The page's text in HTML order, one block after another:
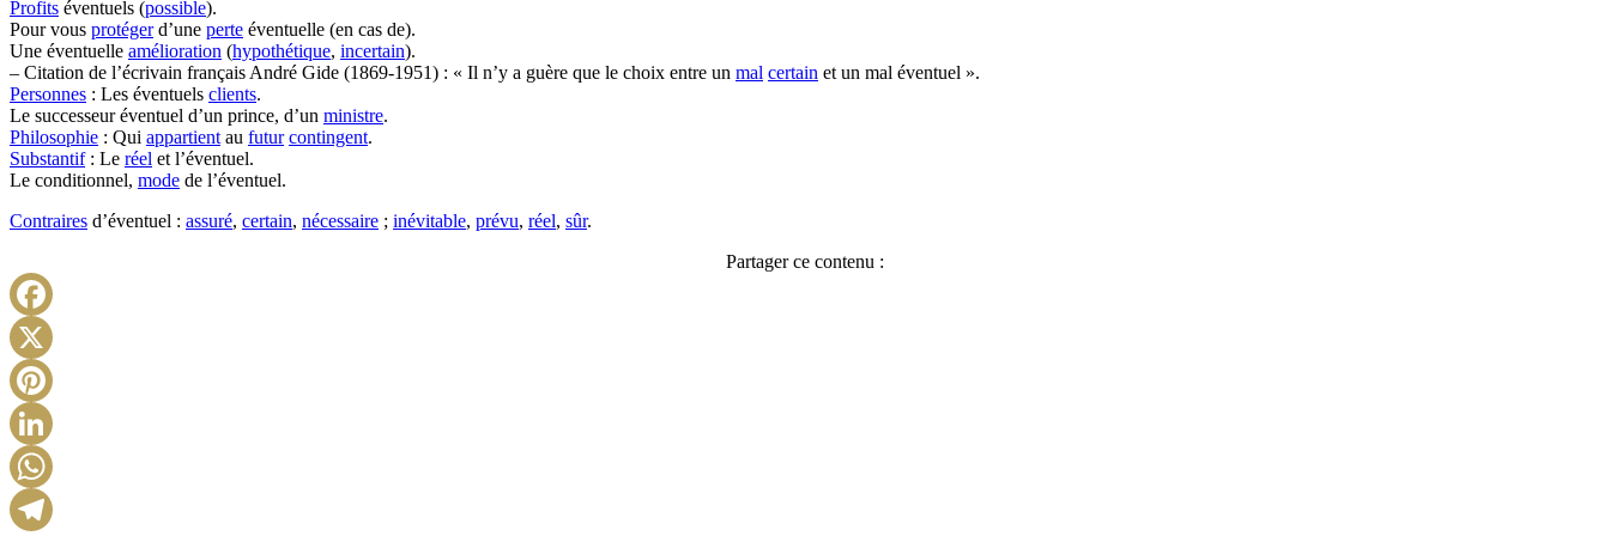
Profits éventuels (possible).
Pour vous protégerd’une perte éventuelle (en cas de).
Une éventuelle amélioration (hypothétique, incertain).
– Citation de l’écrivain français André Gide (1869-1951) : « Il n’y a guère que le choix entre un mal certain et un mal éventuel ».
Personnes : Les éventuels clients.
Le successeur éventuel d’un prince, d’un ministre.
Philosophie : Qui appartient au futur contingent.
Substantif: Le réel et l’éventuel.
Le conditionnel, mode de l’éventuel.
Contraires d’éventuel : assuré, certain, nécessaire ; inévitable, prévu, réel, sûr.
Partager ce contenu :